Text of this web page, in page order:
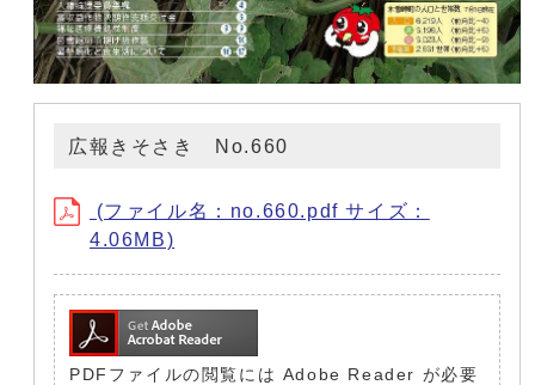
広報きそさき No.660
(ファイル名：no.660.pdf サイズ：
4.06MB)
PDFファイルの閲覧には Adobe Reader が必要